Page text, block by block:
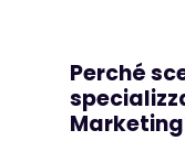
Perché